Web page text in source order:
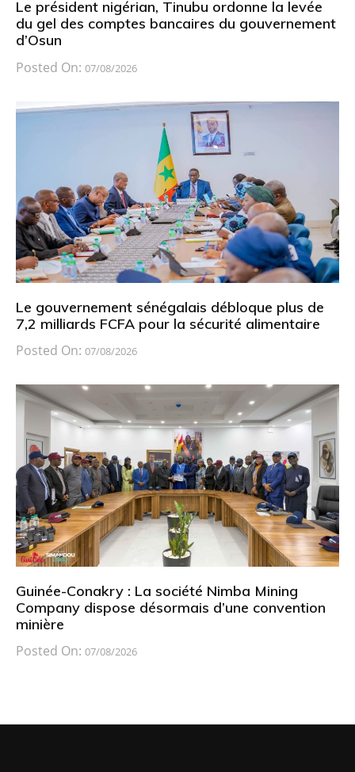
Le président nigérian, Tinubu ordonne la levée
du gel des comptes bancaires du gouvernement
d’Osun
Posted On: 07/08/2026
Le gouvernement sénégalais débloque plus de
7,2 milliards FCFA pour la sécurité alimentaire
Posted On: 07/08/2026
Guinée-Conakry : La société Nimba Mining
Company dispose désormais d’une convention
minière
Posted On: 07/08/2026